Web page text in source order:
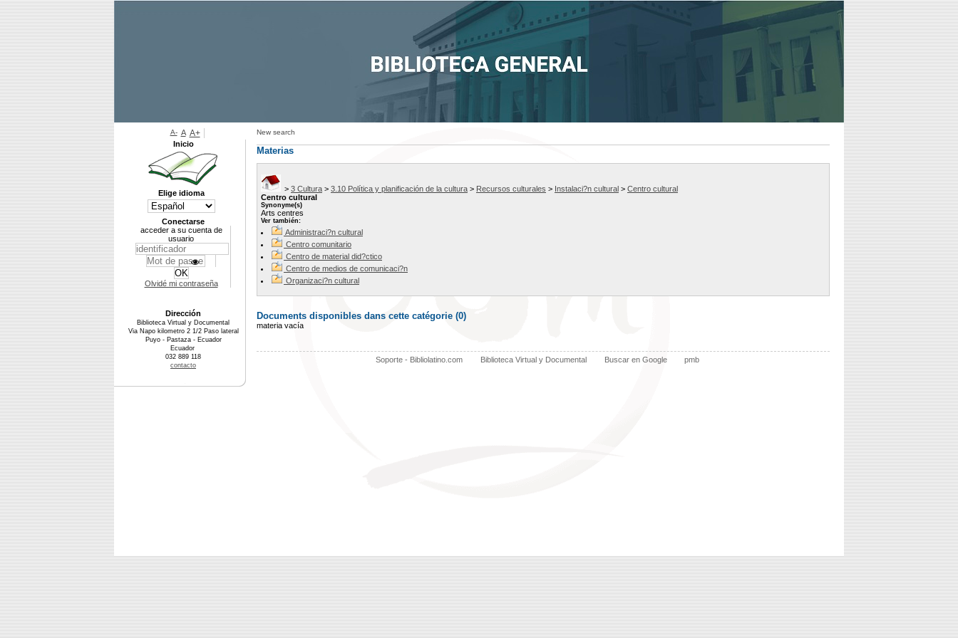
New search
Materias
> 3 Cultura > 3.10 Política y planificación de la cultura > Recursos culturales > Instalaci?n cultural > Centro cultural
Centro cultural
Synonyme(s)
Arts centres
Ver también:
Administraci?n cultural
Centro comunitario
Centro de material did?ctico
Centro de medios de comunicaci?n
Organizaci?n cultural
Documents disponibles dans cette catégorie (0)
materia vacía
Soporte - Bibliolatino.com Biblioteca Virtual y Documental Buscar en Google pmb
A- A A+
Inicio
Elige idioma
Conectarse
acceder a su cuenta de
usuario
Olvidé mi contraseña
Dirección
Biblioteca Virtual y Documental
Via Napo kilometro 2 1/2 Paso lateral
Puyo - Pastaza - Ecuador
Ecuador
032 889 118
contacto